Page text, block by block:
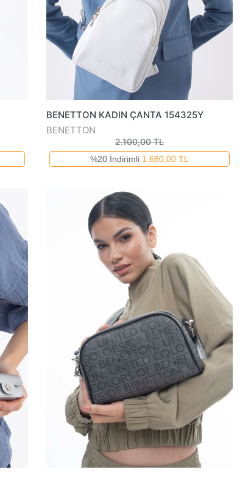
BENETTON KADIN ÇANTA 154325Y
BENETTON
2.100,00 TL
%20 İndirimli 1.680,00 TL